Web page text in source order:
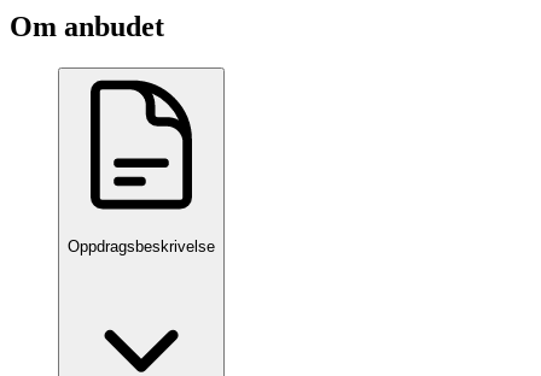
Om anbudet
Oppdragsbeskrivelse